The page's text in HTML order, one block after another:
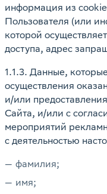
информация из
Пользователя (или
которой
доступа, адрес
1.1.3. Данные,
осуществления
и/или
Сайта, и/или с
мероприятий
с деятельностью
фамилия;
имя;